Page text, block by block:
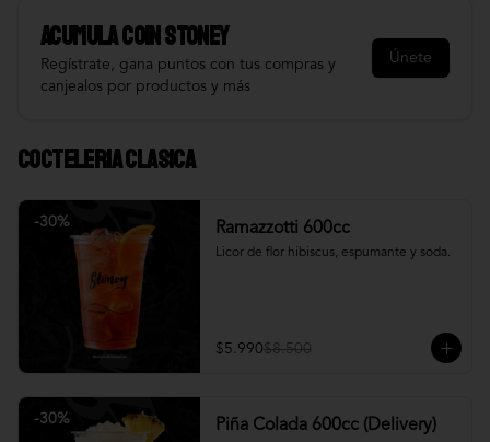
AcumulaCOIN STONEY
Regístrate, gana puntos con tus compras y
canjealos por productos y más
Únete
Cocteleria Clasica
-30% Ramazzotti 600cc
Licor de flor hibiscus, espumante y soda.
$5.990$8.500
-30% Piña Colada 600cc (Delivery)